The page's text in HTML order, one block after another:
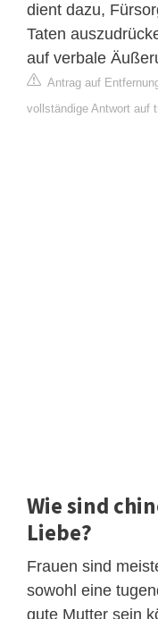
dient dazu,
Taten
auf verbale
Antrag auf
vollständige Antwort auf
Wie sind
Liebe?
Frauen sind
sowohl eine
gute Mutter sein